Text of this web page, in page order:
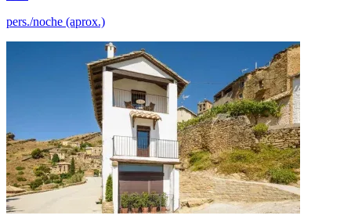
pers./noche (aprox.)